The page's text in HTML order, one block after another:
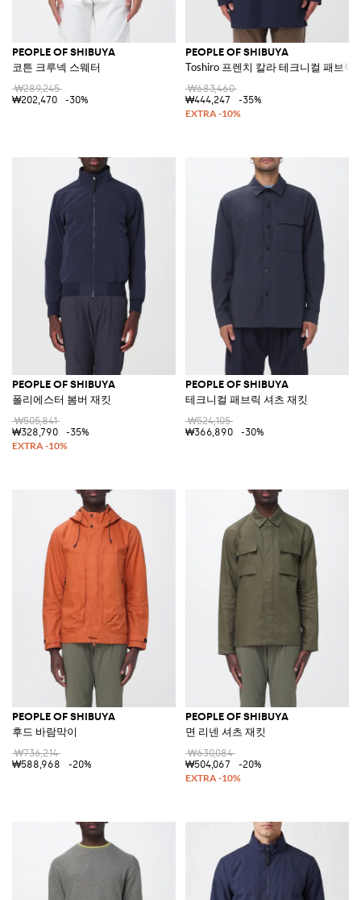
PEOPLE OF SHIBUYA
코튼 크루넥 스웨터
₩289,245
₩202,470
-30%
PEOPLE OF SHIBUYA
Toshiro 프렌치 칼라 테크니컬 패브릭
₩683,460
₩444,247
-35%
PEOPLE OF SHIBUYA
폴리에스터 봄버 재킷
₩505,841
₩328,790
-35%
PEOPLE OF SHIBUYA
테크니컬 패브릭 셔츠 재킷
₩524,105
₩366,890
-30%
PEOPLE OF SHIBUYA
후드 바람막이
₩736,214
₩588,968
-20%
PEOPLE OF SHIBUYA
면 리넨 셔츠 재킷
₩630,084
₩504,067
-20%